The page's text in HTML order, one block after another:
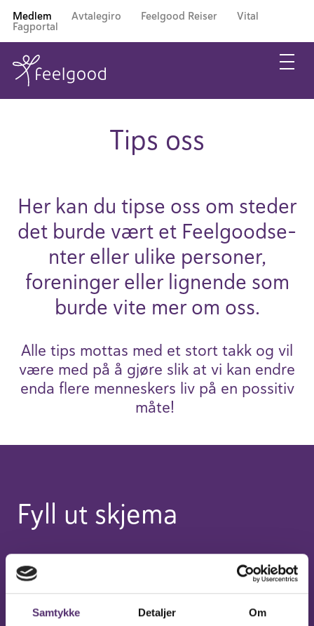
Samtykke Detaljer Om
Medlem Avtalegiro Feelgood Reiser Vital
Fagportal
Tips oss
Her kan du tipse oss om steder
det burde vært et Feel­good­se­
nter eller ulike personer,
foreninger eller lignende som
burde vite mer om oss.
Alle tips mottas med et stort takk og vil
være med på å gjøre slik at vi kan endre
enda flere mennes­kers liv på en possitiv
måte!
Fyll ut skjema